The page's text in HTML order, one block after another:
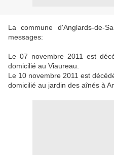
La commune d'Anglards-de-
messages:
Le 07 novembre 2011 est
domicilié au Viaureau.
Le 10 novembre 2011 est
domicilié au jardin des aînés à